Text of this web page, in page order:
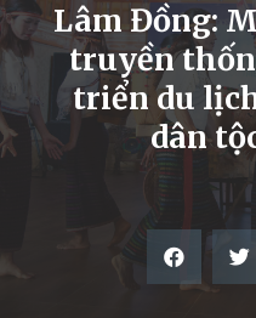
Lâm Đồng:
truyền
triển du
dân